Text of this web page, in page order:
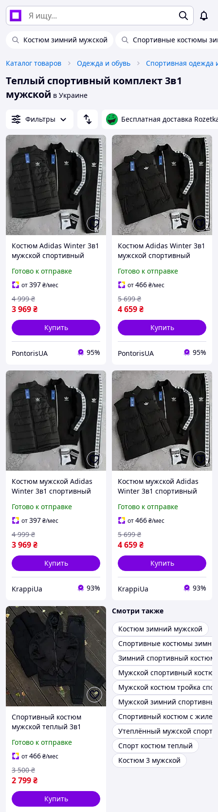
Костюм зимний мужской Спортивные костюмы
Каталог товаров Одежда и обувь Спортивная одежда
Теплый спортивный комплект 3в1
мужской в Украине
Фильтры Бесплатная доставка
Костюм Adidas Winter 3в1
мужской спортивный
адидас черный
Готово к отправке
от397₴/мес
3 969₴
4 999 ₴
Купить
PontorisUA 95%
Костюм Adidas Winter 3в1
мужской спортивный
адидас черный
Готово к отправке
от466₴/мес
4 659₴
5 699 ₴
Купить
PontorisUA 95%
Костюм мужской Adidas
Winter 3в1 спортивный
адидас черный
Готово к отправке
от397₴/мес
3 969₴
4 999 ₴
Купить
KrappiUa 93%
Костюм мужской Adidas
Winter 3в1 спортивный
адидас черный
Готово к отправке
от466₴/мес
4 659₴
5 699 ₴
Купить
KrappiUa 93%
Спортивный костюм
мужской теплый 3в1
спортивный мужской
костюм + жилет BW A0098
Готово к отправке
от466₴/мес
2 799₴
3 500 ₴
Купить
Смотри также
Костюм зимний мужской
Спортивные костюмы
Зимний спортивный костюм
Мужской спортивный
Мужской костюм тройка
Мужской зимний
Спортивный костюм с
Утеплённый мужской
Спорт костюм теплый
Костюм 3 мужской